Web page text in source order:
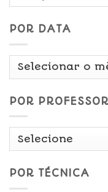
POR DATA
Por
POR PROFESSOR
POR TÉCNICA